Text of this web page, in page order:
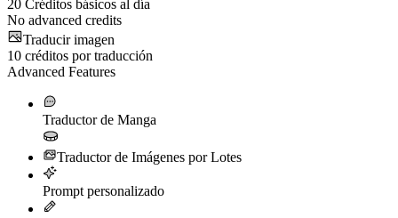
20 Créditos básicos al día
No advanced credits
Traducir imagen
10 créditos por traducción
Advanced Features
Traductor de Manga
Traductor de Imágenes por Lotes
Prompt personalizado